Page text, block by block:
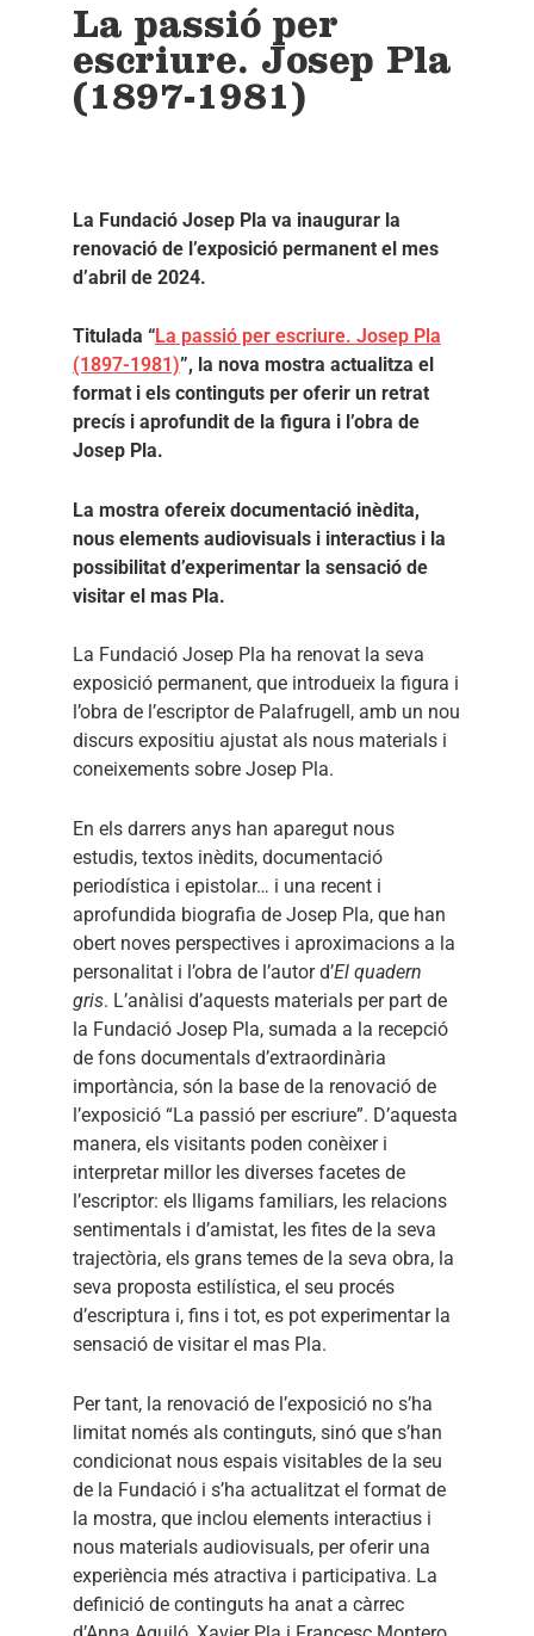
La passió per
escriure. Josep Pla
(1897-1981)
La Fundació Josep Pla va inaugurar la
renovació de l’exposició permanent el mes
d’abril de 2024.
Titulada “La passió per escriure. Josep Pla
(1897-1981)”, la nova mostra actualitza el
format i els continguts per oferir un retrat
precís i aprofundit de la figura i l’obra de
Josep Pla.
La mostra ofereix documentació inèdita,
nous elements audiovisuals i interactius i la
possibilitat d’experimentar la sensació de
visitar el mas Pla.
La Fundació Josep Pla ha renovat la seva
exposició permanent, que introdueix la figura i
l’obra de l’escriptor de Palafrugell, amb un nou
discurs expositiu ajustat als nous materials i
coneixements sobre Josep Pla.
En els darrers anys han aparegut nous
estudis, textos inèdits, documentació
periodística i epistolar… i una recent i
aprofundida biografia de Josep Pla, que han
obert noves perspectives i aproximacions a la
personalitat i l’obra de l’autor d’El quadern
gris. L’anàlisi d’aquests materials per part de
la Fundació Josep Pla, sumada a la recepció
de fons documentals d’extraordinària
importància, són la base de la renovació de
l’exposició “La passió per escriure”. D’aquesta
manera, els visitants poden conèixer i
interpretar millor les diverses facetes de
l’escriptor: els lligams familiars, les relacions
sentimentals i d’amistat, les fites de la seva
trajectòria, els grans temes de la seva obra, la
seva proposta estilística, el seu procés
d’escriptura i, fins i tot, es pot experimentar la
sensació de visitar el mas Pla.
Per tant, la renovació de l’exposició no s’ha
limitat només als continguts, sinó que s’han
condicionat nous espais visitables de la seu
de la Fundació i s’ha actualitzat el format de
la mostra, que inclou elements interactius i
nous materials audiovisuals, per oferir una
experiència més atractiva i participativa. La
definició de continguts ha anat a càrrec